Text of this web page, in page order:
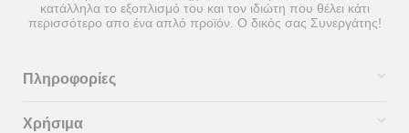
κατάλληλα το εξοπλισμό του και τον ιδιώτη που θέλει κάτι
περισσότερο απο ένα απλό προϊόν. Ο δικός σας Συνεργάτης!
Πληροφορίες
Χρήσιμα